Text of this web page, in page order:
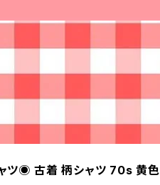
ツ◉ 古着 柄シャツ 70s 黄色